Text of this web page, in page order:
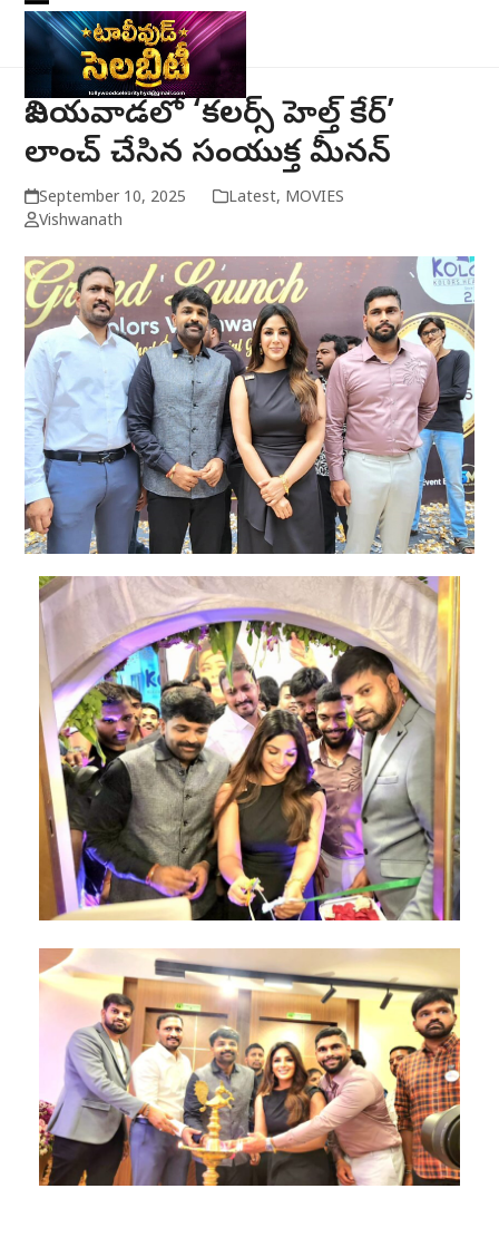
Skip
content
Open
mobile
menu
Close
mobile
menu
విజయవాడలో ‘కలర్స్ హెల్త్ కేర్’
లాంచ్ చేసిన సంయుక్త మీనన్
September 10, 2025 Latest, MOVIES
Vishwanath